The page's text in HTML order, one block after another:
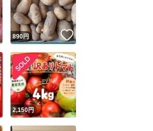
いいね！
890円 いいね！
2,150円